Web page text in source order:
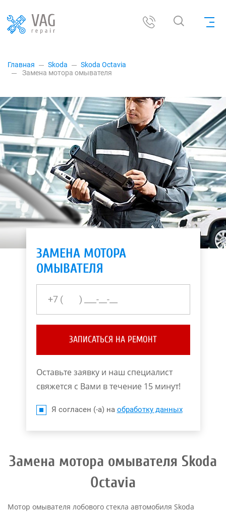
Главная Skoda
Skoda Octavia
Замена мотора омывателя
ЗАМЕНА МОТОРА
ОМЫВАТЕЛЯ
ЗАПИСАТЬСЯ НА РЕМОНТ
Оставьте заявку и наш специалист
свяжется с Вами в течение 15 минут!
Я согласен (-а) на обработку данных
Замена мотора омывателя Skoda
Octavia
Мотор омывателя лобового стекла автомобиля Skoda